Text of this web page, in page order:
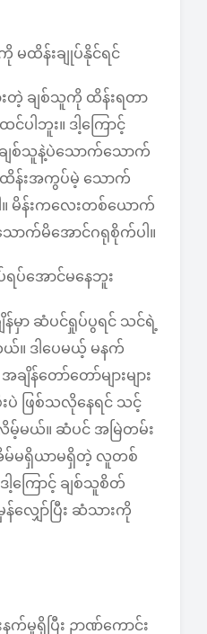
မထိန်းချုပ်နိုင်ရင်
ချစ်သူကို ထိန်းရတာ
ဘူး။ ဒါ့ကြောင့်
ျစ်သူနဲ့ပဲသောက်သောက်
န်းအကွပ်မဲ့ သောက်
မိန်းကလေးတစ်ယောက်
ာက်မိအောင်ဂရုစိုက်ပါ။
ပ်အောင်မနေဘူး
မှာ ဆံပင်ရှုပ်ပွရင် သင်ရဲ့
။ ဒါပေမယ့် မနက်
န်တော်တော်များများ
ပဲ ဖြစ်သလိုနေရင် သင့်
မ့်မယ်။ ဆံပင် အမြဲတမ်း
မ်မရှိယာမရှိတဲ့ လူတစ်
ကြောင့် ချစ်သူစိတ်
န်လျှော်ပြီး ဆံသားကို
က်မှုရှိပြီး ဉာဏ်ကောင်း